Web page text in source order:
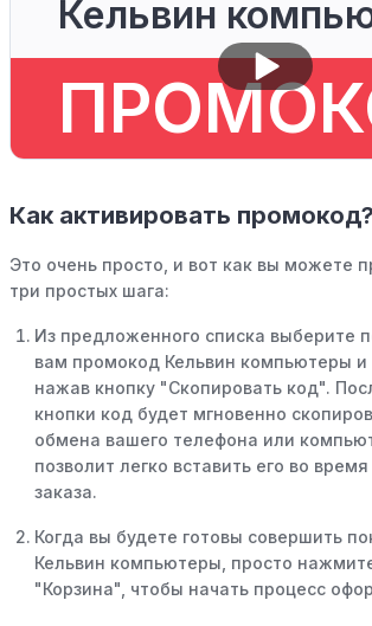
Кельвин
Как активировать промокод?
Это очень просто, и вот как вы можете
три простых шага:
Из предложенного списка выберите
вам промокод Кельвин компьютеры и
нажав кнопку "Скопировать код".
кнопки код будет мгновенно
обмена вашего телефона или
позволит легко вставить его во
заказа.
Когда вы будете готовы совершить
Кельвин компьютеры, просто
"Корзина", чтобы начать процесс